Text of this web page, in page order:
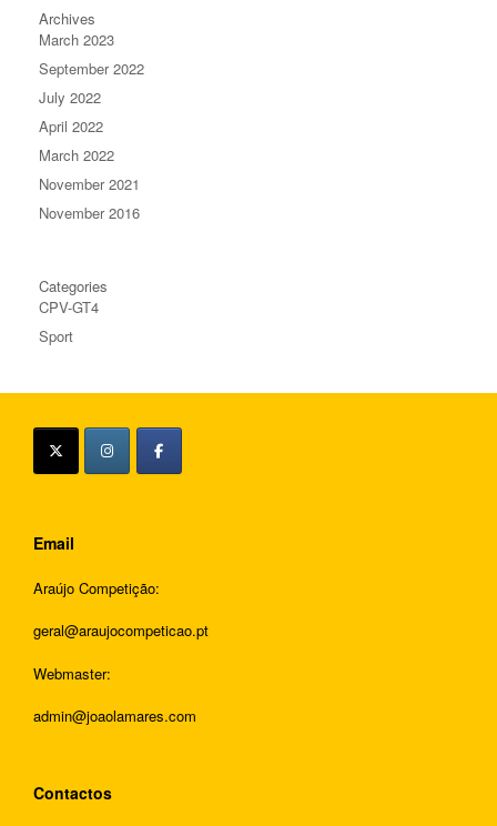
Archives
March 2023
September 2022
July 2022
April 2022
March 2022
November 2021
November 2016
Categories
CPV-GT4
Sport
Email
Araújo Competição:
geral@araujocompeticao.pt
Webmaster:
admin@joaolamares.com
Contactos